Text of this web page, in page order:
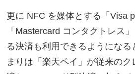
更に NFC を媒体とする「Visa
「Mastercard コンタクトレス
る決済も利用できるようにな
まりは「楽天ペイ」が従来の